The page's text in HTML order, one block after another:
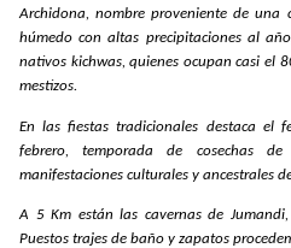
Archidona, nombre proveniente de una
húmedo con altas precipitaciones al
nativos kichwas, quienes ocupan casi el
mestizos.
En las fiestas tradicionales destaca el
febrero, temporada de cosechas
manifestaciones culturales y ancestrales
A 5 Km están las cavernas de
Puestos trajes de baño y zapatos